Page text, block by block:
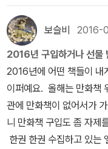
가. 환상적이고 기괴한 장
생 연도는 1865년이다.[
a)는 이탈리아 이민자 출
다. 흑인과 유대인 등 타
의자인 러프크래프트가
행복한책읽기 (2010년) * The Cold Equations(<환상 특급
리메이크판 시즌 2>
정식 《환상특급》《SF 명예의 전당 1 : 전설의 밤》톰 고드윈
/ 서울창작 (1994년), 오멜라스
에피소드 * Season 1 Ep. 3 (1970년 12월 30일 방영)Certain S
hadows on the Wall 원작: 벽 그림자(『The
on the Wall』) 《세계 호
프리먼각색: 로드 설링 * Season 2 Ep. 17 (1971년 12월 1일
리고 싶었다. 레오터는 남
어져버렸다. 그리고 주인
벌고 싶은 거예요. 그리고
‘나가자’는 말을 못하도록
돈을 지불했다. 그 동안에
그녀가 투명인간이라도
쟁이!” 레오터는 문을 닫
을 벗자마자 침대로 들어갔다. “서서 비석만 보고 있지 말
꺼. 나흘간의 여행으로
번역한 적이 있는 작품을
좋지 않는 이상 ‘구울’을 ‘
프트 전집 4》의 『사냥개
다.
했다. 과거에 흑인 차별이
인 ‘Nigger’를 많이 썼다.
을 의미하는 것이다. 특히
평생 감당하기 힘들 정도로 비난
본보다 먼저 러브크래프
《공포의 보수》에 『벽 속
역자는 주인공 델라포어의
보수》 113쪽에 보면 확인
러 단편중에 '무서운 노인'
떠올랐어요. 재수없게 강
났다는것이 비슷하게 느껴
찮다가 뒷부분에서 맥이
것 같아요.^^ 암튼, 러브
은 영감을 준 덕분에 제가
있었던것 같습니다. 그나
이어지는줄 알았는데, 5,6
의 작품들을 수록한것 같
르지만, 그의 공포는 병적
서도 머리속을 광포하게
적으로 느껴졌어요. 아직 '
만, 저처럼 러브 크래프트
있는것도 좋았어요. 다만
은후에 읽으시길 바랍니
간순서대로 배열한것도 이
요. 아래 내용은 스포일
은 한때 일본의 인터넷에
송하다. 이 글을 다시 읽어
라는 특이한 이름의 음식
달린다. 무엇이 마음에 들
로 만든 나폴리탄을 대접
식을 잘 먹었다. 음식을
를 알아차렸다. 그런데 허
것’이 뭔지 알려주지 않
티인가요? 이 괴담을 처
보슬비 2016-
2016년 구입하거나 선물
2016년에 어떤 책들이 내
이퍼예요. 올해는 만화책
관에 만화책이 없어서가
니 만화책 구입도 좀 자
한권 한권 수집하고 있는